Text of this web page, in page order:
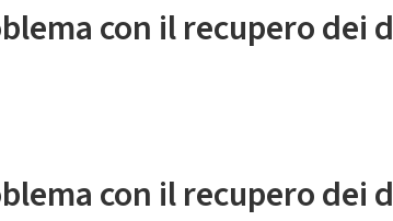
con il recupero dei
con il recupero dei